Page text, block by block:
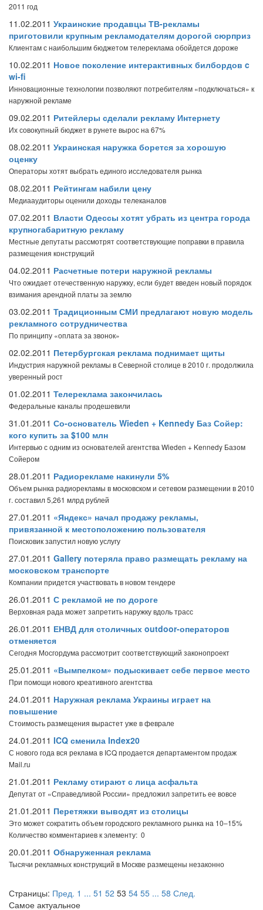
2011 год
11.02.2011 Украинские продавцы ТВ-рекламы
приготовили крупным рекламодателям дорогой сюрприз
Клиентам с наибольшим бюджетом телереклама обойдется дороже
10.02.2011 Новое поколение интерактивных билбордов c
wi-fi
Инновационные технологии позволяют потребителям «подключаться» к
наружной рекламе
09.02.2011 Ритейлеры сделали рекламу Интернету
Их совокупный бюджет в рунете вырос на 67%
08.02.2011 Украинская наружка борется за хорошую
оценку
Операторы хотят выбрать единого исследователя рынка
08.02.2011 Рейтингам набили цену
Медиааудиторы оценили доходы телеканалов
07.02.2011 Власти Одессы хотят убрать из центра города
крупногабаритную рекламу
Местные депутаты рассмотрят соответствующие поправки в правила
размещения конструкций
04.02.2011 Расчетные потери наружной рекламы
Что ожидает отечественную наружку, если будет введен новый порядок
взимания арендной платы за землю
03.02.2011 Традиционным СМИ предлагают новую модель
рекламного сотрудничества
По принципу «оплата за звонок»
02.02.2011 Петербургская реклама поднимает щиты
Индустрия наружной рекламы в Северной столице в 2010 г. продолжила
уверенный рост
01.02.2011 Телереклама закончилась
Федеральные каналы продешевили
31.01.2011 Со-основатель Wieden + Kennedy Баз Сойер:
кого купить за $100 млн
Интервью с одним из основателей агентства Wieden + Kennedy Базом
Сойером
28.01.2011 Радиорекламе накинули 5%
Объем рынка радиорекламы в московском и сетевом размещении в 2010
г. составил 5,261 млрд рублей
27.01.2011 «Яндекс» начал продажу рекламы,
привязанной к местоположению пользователя
Поисковик запустил новую услугу
27.01.2011 Gallery потеряла право размещать рекламу на
московском транспорте
Компании придется участвовать в новом тендере
26.01.2011 С рекламой не по дороге
Верховная рада может запретить наружку вдоль трасс
26.01.2011 ЕНВД для столичных outdoor-операторов
отменяется
Сегодня Мосгордума рассмотрит соответствующий законопроект
25.01.2011 «Вымпелком» подыскивает себе первое место
При помощи нового креативного агентства
24.01.2011 Наружная реклама Украины играет на
повышение
Стоимость размещения вырастет уже в феврале
24.01.2011 ICQ сменила Index20
С нового года вся реклама в ICQ продается департаментом продаж
Mail.ru
21.01.2011 Рекламу стирают с лица асфальта
Депутат от «Справедливой России» предложил запретить ее вовсе
21.01.2011 Перетяжки выводят из столицы
Это может сократить объем городского рекламного рынка на 10–15%
Количество комментариев к элементу: 0
20.01.2011 Обнаруженная реклама
Тысячи рекламных конструкций в Москве размещены незаконно
Страницы: Пред. 1 ... 51 52 53 54 55 ... 58 След.
Самое актуальное